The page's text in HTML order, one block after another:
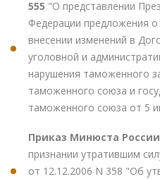
555 "О представлении
Федерации предложения
внесении изменений в
уголовной и
нарушения таможенного
таможенного союза и
таможенного союза от 5
Приказ Минюста России
признании утратившим
от 12.12.2006 N 358 "Об